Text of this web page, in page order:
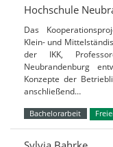
Hochschule
Das
Klein- und
der IKK,
Neubrandenburg
Konzepte der
anschließend…
Bachelorarbeit